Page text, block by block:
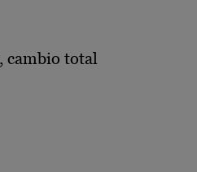
cambio total